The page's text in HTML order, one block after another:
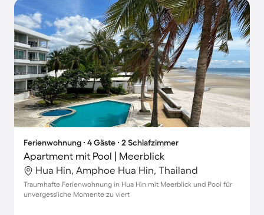
Ferienwohnung ∙ 4 Gäste ∙ 2 Schlafzimmer
Apartment mit Pool | Meerblick
Hua Hin, Amphoe Hua Hin, Thailand
Traumhafte Ferienwohnung in Hua Hin mit Meerblick und Pool für
unvergessliche Momente zu viert